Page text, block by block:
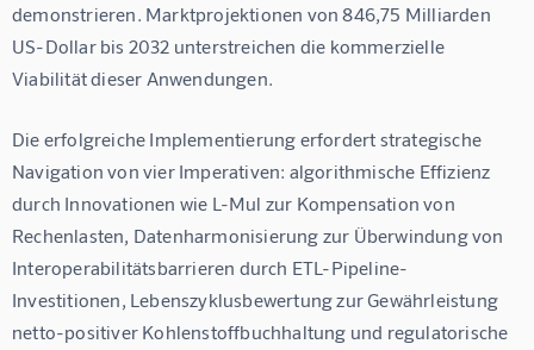
demonstrieren. Marktprojektionen von 846,75 Milliarden
US-Dollar bis 2032 unterstreichen die kommerzielle
Viabilität dieser Anwendungen.
Die erfolgreiche Implementierung erfordert strategische
Navigation von vier Imperativen: algorithmische Effizienz
durch Innovationen wie L-Mul zur Kompensation von
Rechenlasten, Datenharmonisierung zur Überwindung von
Interoperabilitätsbarrieren durch ETL-Pipeline-
Investitionen, Lebenszyklusbewertung zur Gewährleistung
netto-positiver Kohlenstoffbuchhaltung und regulatorische